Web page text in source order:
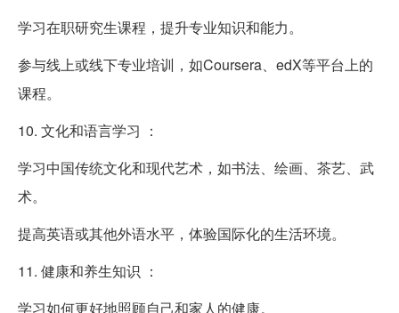
学习在职研究生课程，提升专业知识和能力。
参与线上或线下专业培训，如Coursera、edX等平台上的
课程。
10. 文化和语言学习 ：
学习中国传统文化和现代艺术，如书法、绘画、茶艺、武
术。
提高英语或其他外语水平，体验国际化的生活环境。
11. 健康和养生知识 ：
学习如何更好地照顾自己和家人的健康。